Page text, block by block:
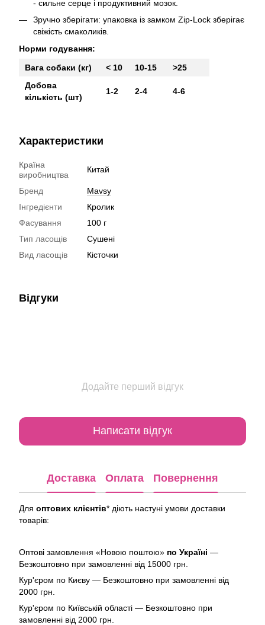
- сильне серце і продуктивний мозок.
Зручно зберігати: упаковка із замком Zір-Lосk зберігає
свіжість смаколиків.
Норми годування:
Вага собаки (кг)
< 10 10-15
>25
Добова
кількість (шт)
1-2 2-4 4-6
Характеристики
Країна
виробництва
Китай
Бренд
Mavsy
Інгредієнти
Кролик
Фасування
100 г
Тип ласощів
Сушені
Вид ласощів
Кісточки
Відгуки
Додайте перший відгук
Написати відгук
Доставка Оплата Повернення
Для оптових клієнтів* діють настуні умови доставки
товарів:
Оптові замовлення «Новою поштою» по Україні —
Безкоштовно при замовленні від 15000 грн.
Кур'єром по Києву — Безкоштовно при замовленні від
2000 грн.
Кур'єром по Київській області — Безкоштовно при
замовленні від 2000 грн.